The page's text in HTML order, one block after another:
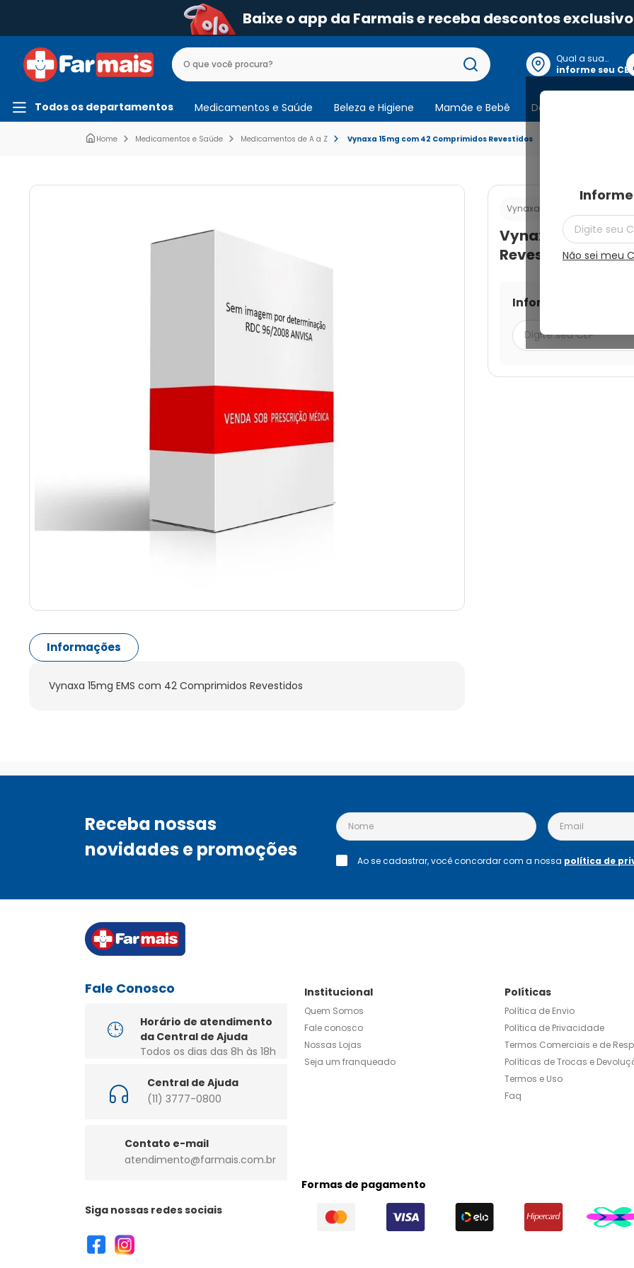
Baixe o app da Farmais e receba descontos
Qual a sua
localização?
informe seu CEP
Não sei meu
Todos os departamentos Medicamentos e Saúde Beleza e Higiene Mamãe e Bebê Dermocosmeticos
Medicamentos e Saúde Medicamentos de A a Z Vynaxa 15mg com 42 Comprimidos Revestidos
Informações
Vynaxa 15mg EMS com 42 Comprimidos Revestidos
Vynaxa
Vynaxa 15mg
Revestidos
Informe seu CEP
Receba nossas
novidades e promoções
Ao se cadastrar, você concordar com a nossa política de
Fale Conosco
Horário de atendimento
da Central de Ajuda
Todos os dias das 8h às 18h
Central de Ajuda
(11) 3777-0800
Contato e-mail
atendimento@farmais.com.br
Siga nossas redes sociais
Institucional
Quem Somos
Fale conosco
Nossas Lojas
Seja um franqueado
Políticas
Política de Envio
Política de Privacidade
Termos Comerciais e de
Políticas de Trocas e
Termos e Uso
Faq
Formas de pagamento